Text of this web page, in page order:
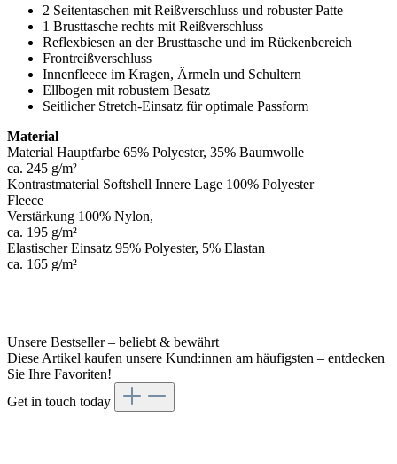
2 Seitentaschen mit Reißverschluss und robuster Patte
1 Brusttasche rechts mit Reißverschluss
Reflexbiesen an der Brusttasche und im Rückenbereich
Frontreißverschluss
Innenfleece im Kragen, Ärmeln und Schultern
Ellbogen mit robustem Besatz
Seitlicher Stretch-Einsatz für optimale Passform
Material
Material Hauptfarbe 65% Polyester, 35% Baumwolle
ca. 245 g/m²
Kontrastmaterial Softshell Innere Lage 100% Polyester
Fleece
Verstärkung 100% Nylon,
ca. 195 g/m²
Elastischer Einsatz 95% Polyester, 5% Elastan
ca. 165 g/m²
Unsere Bestseller – beliebt & bewährt
Diese Artikel kaufen unsere Kund:innen am häufigsten – entdecken
Sie Ihre Favoriten!
Get in touch today